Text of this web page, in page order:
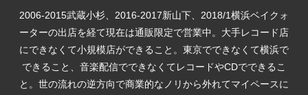
2006-2015武蔵小杉、2016-2017新山下、2018/1横浜ベイクォ
ーターの出店を経て現在は通販限定で営業中。大手レコード店
にできなくて小規模店ができること。東京でできなくて横浜で
できること、音楽配信でできなくてレコードやCDでできるこ
と。世の流れの逆方向で商業的なノリから外れてマイペースに